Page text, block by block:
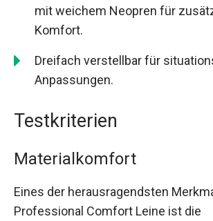
mit weichem Neopren für
Komfort.
Dreifach verstellbar für
Anpassungen.
Testkriterien
Materialkomfort
Eines der herausragendsten
Professional Comfort Leine ist die